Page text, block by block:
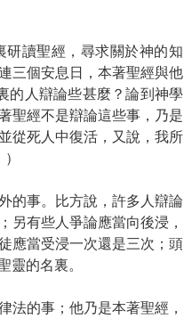
讀聖經，尋求關於神的知
三個安息日，本著聖經與他
的人辯論些甚麼？論到神學
聖經不是辯論這些事，乃是
從死人中復活，又說，我所
的事。比方說，許多人辯論
另有些人爭論應當向後浸，
應當受浸一次還是三次；頭
靈的名裏。
法的事；他乃是本著聖經，